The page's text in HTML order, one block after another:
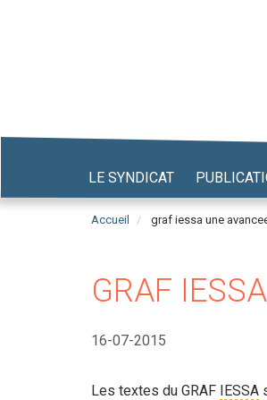
LE SYNDICAT
Accueil graf iessa une
GRAF
16-07-2015
Les textes du GRAF IESSA